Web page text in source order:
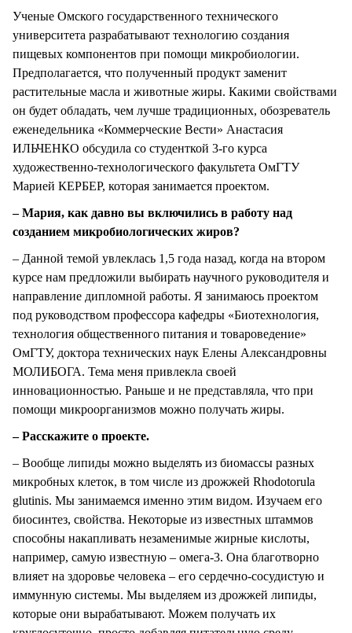
Ученые Омского государственного технического
университета разрабатывают технологию создания
пищевых компонентов при помощи микробиологии.
Предполагается, что полученный продукт заменит
растительные масла и животные жиры. Какими свойствами
он будет обладать, чем лучше традиционных, обозреватель
еженедельника «Коммерческие Вести» Анастасия
ИЛЬЧЕНКО обсудила со студенткой 3-го курса
художественно-технологического факультета ОмГТУ
Марией КЕРБЕР, которая занимается проектом.
– Мария, как давно вы включились в работу над
созданием микробиологических жиров?
– Данной темой увлеклась 1,5 года назад, когда на втором
курсе нам предложили выбирать научного руководителя и
направление дипломной работы. Я занимаюсь проектом
под руководством профессора кафедры «Биотехнология,
технология общественного питания и товароведение»
ОмГТУ, доктора технических наук Елены Александровны
МОЛИБОГА. Тема меня привлекла своей
инновационностью. Раньше и не представляла, что при
помощи микроорганизмов можно получать жиры.
– Расскажите о проекте.
– Вообще липиды можно выделять из биомассы разных
микробных клеток, в том числе из дрожжей Rhodotorula
glutinis. Мы занимаемся именно этим видом. Изучаем его
биосинтез, свойства. Некоторые из известных штаммов
способны накапливать незаменимые жирные кислоты,
например, самую известную – омега-3. Она благотворно
влияет на здоровье человека – его сердечно-сосудистую и
иммунную системы. Мы выделяем из дрожжей липиды,
которые они вырабатывают. Можем получать их